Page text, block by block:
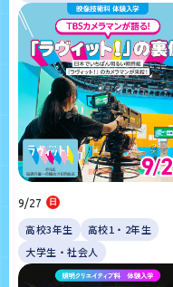
9/27 日
高校3年生
高校1・2年生
大学生・社会人